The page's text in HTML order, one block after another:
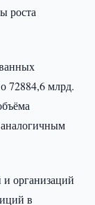
роста
72884,6 млрд.
и организаций
в